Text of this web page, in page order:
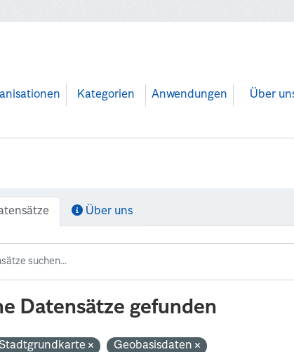
Kategorien Anwendungen Über
Über uns
Datensätze gefunden
Geobasisdaten